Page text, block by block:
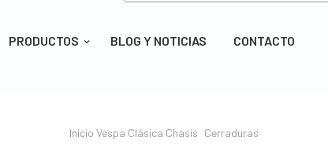
PRODUCTOS BLOG Y NOTICIAS CONTACTO
Inicio Vespa Clásica Chasis Cerraduras